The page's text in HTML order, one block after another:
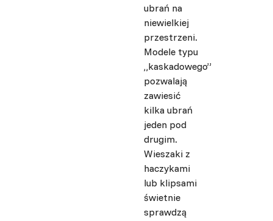
ubrań na
niewielkiej
przestrzeni.
Modele typu
„kaskadowego”
pozwalają
zawiesić
kilka ubrań
jeden pod
drugim.
Wieszaki z
haczykami
lub klipsami
świetnie
sprawdzą